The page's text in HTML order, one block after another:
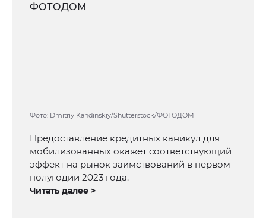
Фото: Dmitriy Kandinskiy/Shutterstock/ФОТОДОМ
Предоставление кредитных каникул для
мобилизованных окажет соответствующий
эффект на рынок заимствований в первом
полугодии 2023 года.
Читать далее >